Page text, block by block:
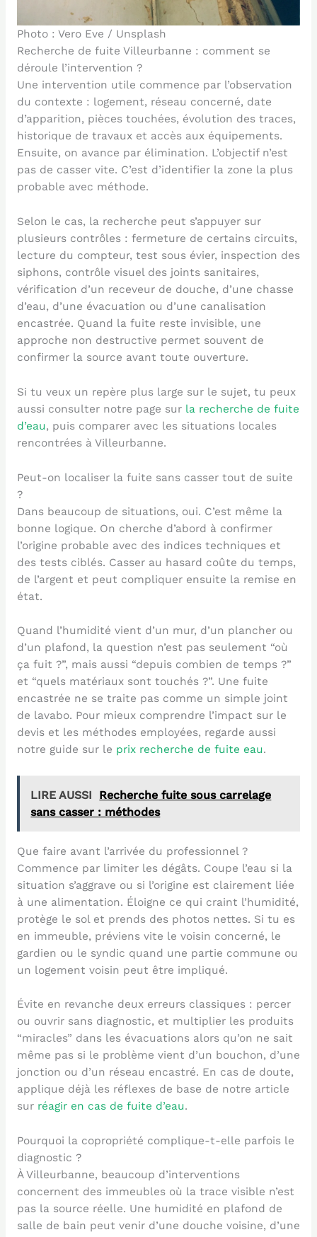
Photo : Vero Eve / Unsplash
Recherche de fuite Villeurbanne : comment se
déroule l’intervention ?
Une intervention utile commence par l’observation
du contexte : logement, réseau concerné, date
d’apparition, pièces touchées, évolution des traces,
historique de travaux et accès aux équipements.
Ensuite, on avance par élimination. L’objectif n’est
pas de casser vite. C’est d’identifier la zone la plus
probable avec méthode.
Selon le cas, la recherche peut s’appuyer sur
plusieurs contrôles : fermeture de certains circuits,
lecture du compteur, test sous évier, inspection des
siphons, contrôle visuel des joints sanitaires,
vérification d’un receveur de douche, d’une chasse
d’eau, d’une évacuation ou d’une canalisation
encastrée. Quand la fuite reste invisible, une
approche non destructive permet souvent de
confirmer la source avant toute ouverture.
Si tu veux un repère plus large sur le sujet, tu peux
aussi consulter notre page sur la recherche de fuite
d’eau, puis comparer avec les situations locales
rencontrées à Villeurbanne.
Peut-on localiser la fuite sans casser tout de suite
?
Dans beaucoup de situations, oui. C’est même la
bonne logique. On cherche d’abord à confirmer
l’origine probable avec des indices techniques et
des tests ciblés. Casser au hasard coûte du temps,
de l’argent et peut compliquer ensuite la remise en
état.
Quand l’humidité vient d’un mur, d’un plancher ou
d’un plafond, la question n’est pas seulement “où
ça fuit ?”, mais aussi “depuis combien de temps ?”
et “quels matériaux sont touchés ?”. Une fuite
encastrée ne se traite pas comme un simple joint
de lavabo. Pour mieux comprendre l’impact sur le
devis et les méthodes employées, regarde aussi
notre guide sur le prix recherche de fuite eau.
LIRE AUSSI
Recherche fuite sous carrelage
sans casser : méthodes
Que faire avant l’arrivée du professionnel ?
Commence par limiter les dégâts. Coupe l’eau si la
situation s’aggrave ou si l’origine est clairement liée
à une alimentation. Éloigne ce qui craint l’humidité,
protège le sol et prends des photos nettes. Si tu es
en immeuble, préviens vite le voisin concerné, le
gardien ou le syndic quand une partie commune ou
un logement voisin peut être impliqué.
Évite en revanche deux erreurs classiques : percer
ou ouvrir sans diagnostic, et multiplier les produits
“miracles” dans les évacuations alors qu’on ne sait
même pas si le problème vient d’un bouchon, d’une
jonction ou d’un réseau encastré. En cas de doute,
applique déjà les réflexes de base de notre article
sur réagir en cas de fuite d’eau.
Pourquoi la copropriété complique-t-elle parfois le
diagnostic ?
À Villeurbanne, beaucoup d’interventions
concernent des immeubles où la trace visible n’est
pas la source réelle. Une humidité en plafond de
salle de bain peut venir d’une douche voisine, d’une